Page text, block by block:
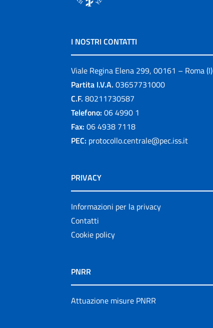
I NOSTRI CONTATTI
Viale Regina Elena 299, 00161 – Roma (I)
Partita I.V.A. 03657731000
C.F. 80211730587
Telefono: 06 4990 1
Fax: 06 4938 7118
PEC: protocollo.centrale@pec.iss.it
PRIVACY
Informazioni per la privacy
Contatti
Cookie policy
PNRR
Attuazione misure PNRR